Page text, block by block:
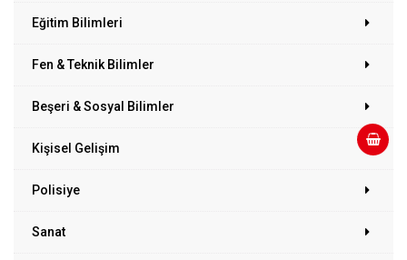
Eğitim Bilimleri
Fen & Teknik Bilimler
Beşeri & Sosyal Bilimler
Kişisel Gelişim
Polisiye
Sanat